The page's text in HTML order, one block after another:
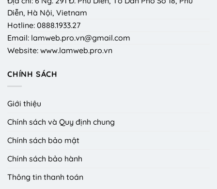
Diễn, Hà Nội, Vietnam
Hotline: 0888.1933.27
Email: lamweb.pro.vn@gmail.com
Website: www.lamweb.pro.vn
CHÍNH SÁCH
Giới thiệu
Chính sách và Quy định chung
Chính sách bảo mật
Chính sách bảo hành
Thông tin thanh toán